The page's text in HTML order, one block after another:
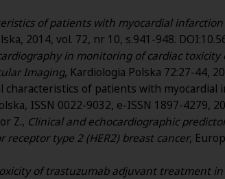
of patients with myocardial
2014, vol. 72, nr 10, s.941-948.
in monitoring of cardiac
Imaging, Kardiologia Polska 72:27-44,
characteristics of patients with
ISSN 0022-9032, e-ISSN 1897-4279,
Z., Clinical and echocardiographic
type 2 (HER2) breast cancer,
of trastuzumab adjuvant treatment in